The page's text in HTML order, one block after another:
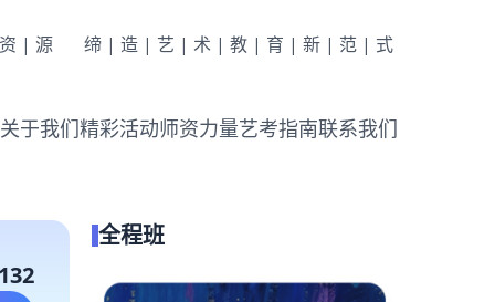
|源 缔|造|艺|术|教|育|新|范|式
关于我们精彩活动师资力量艺考指南联系我们
全程班